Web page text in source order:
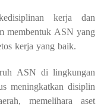
kerja dan
membentuk ASN yang
kerja yang baik.
ASN di lingkungan
meningkatkan disiplin
memelihara aset